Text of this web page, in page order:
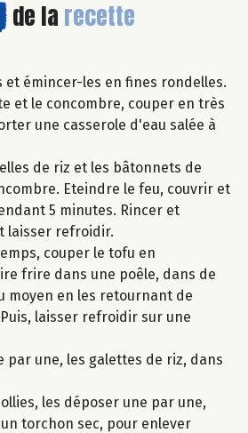
de la recette
et émincer-les en fines rondelles.
et le concombre, couper en très
une casserole d'eau salée à
de riz et les bâtonnets de
Eteindre le feu, couvrir et
5 minutes. Rincer et
laisser refroidir.
couper le tofu en
frire dans une poêle​, dans​ de
moyen en les retournant de
laisser refroidir sur une
par une, les galettes de riz, dans
les déposer une par une,
torchon sec, pour enlever